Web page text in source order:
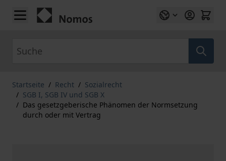
Zum Inhalt springen
Startseite / Recht / Sozialrecht
/ SGB I, SGB IV und SGB X
/ Das gesetzgeberische Phänomen der Normsetzung
durch oder mit Vertrag